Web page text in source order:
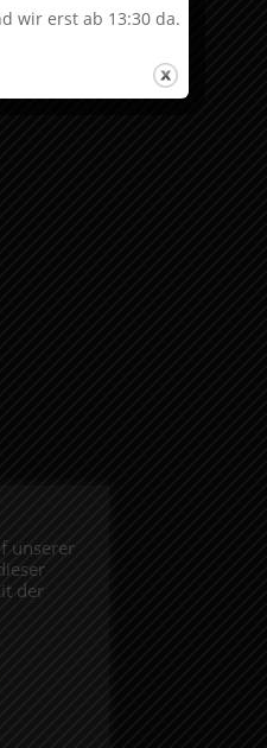
unserer
der
wir erst ab 13:30 da.